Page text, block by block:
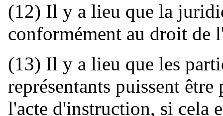
(12) Il y a lieu que la
conformément au droit de
(13) Il y a lieu que les
représentants puissent
l'acte d'instruction, si cela